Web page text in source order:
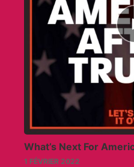
play
icon
What’s Next For
1 FÉVRIER 2022